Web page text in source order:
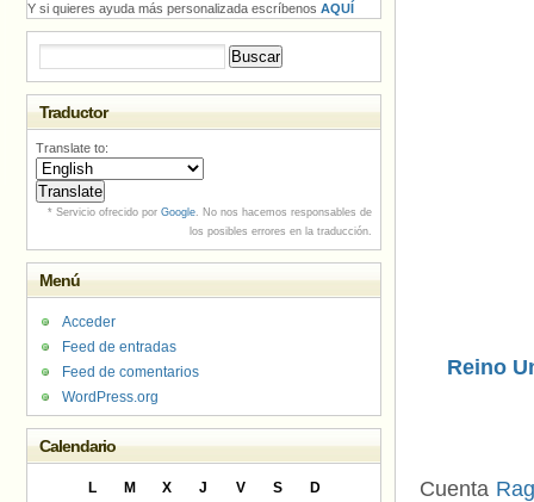
Reino
Cuenta
Y si quieres ayuda más personalizada escríbenos AQUÍ
Traductor
Translate to:
* Servicio ofrecido por Google. No nos hacemos responsables de
los posibles errores en la traducción.
Menú
Acceder
Feed de entradas
Feed de comentarios
WordPress.org
Calendario
L M X J V S
D